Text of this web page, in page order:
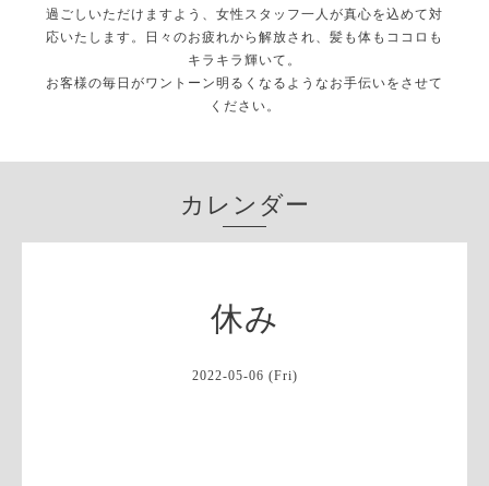
過ごしいただけますよう、女性スタッフ一人が真心を込めて対
応いたします。日々のお疲れから解放され、髪も体もココロも
キラキラ輝いて。
お客様の毎日がワントーン明るくなるようなお手伝いをさせて
ください。
カレンダー
休み
2022-05-06 (Fri)